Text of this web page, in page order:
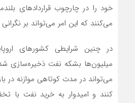
خود را در چارچوب قراردادهای
می‌‌‌کنند که این امر می‌‌‌تواند بر نگرانی
در چنین شرایطی کشورهای
میلیون‌ها بشکه نفت ذخیره‌‌‌سازی
می‌تواند در مدت کوتاهی موازنه در
کنند و امیدوار به خرید نفت با